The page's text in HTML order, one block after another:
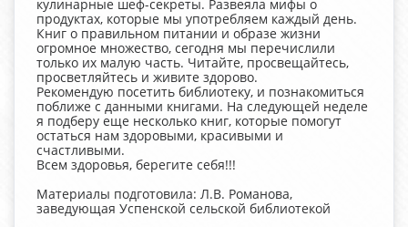
кулинарные шеф-секреты. Развеяла мифы о
продуктах, которые мы употребляем каждый день.
Книг о правильном питании и образе жизни
огромное множество, сегодня мы перечислили
только их малую часть. Читайте, просвещайтесь,
просветляйтесь и живите здорово.
Рекомендую посетить библиотеку, и познакомиться
поближе с данными книгами. На следующей неделе
я подберу еще несколько книг, которые помогут
остаться нам здоровыми, красивыми и
счастливыми.
Всем здоровья, берегите себя!!!
Материалы подготовила: Л.В. Романова,
заведующая Успенской сельской библиотекой